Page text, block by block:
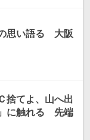
思い語る 大阪
捨てよ、山へ出
に触れる 先端